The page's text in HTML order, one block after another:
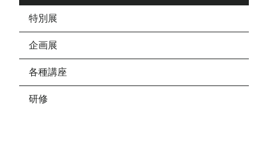
特別展
企画展
各種講座
研修